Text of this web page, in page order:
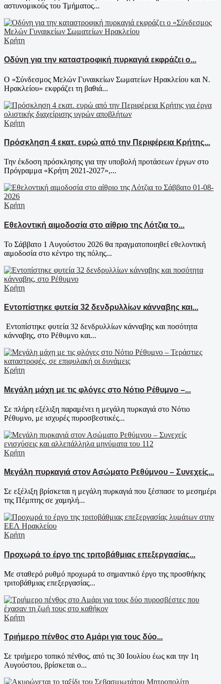
αστυνομικούς του Τμήματος...
Κρήτη
Οδύνη για την καταστροφική πυρκαγιά εκφράζει ο...
Ο «Σύνδεσμος Μελών Γυναικείων Σωματείων Ηρακλείου και Ν.
Ηρακλείου» εκφράζει τη βαθιά...
Κρήτη
Πρόσκληση 4 εκατ. ευρώ από την Περιφέρεια Κρήτης...
Την έκδοση πρόσκλησης για την υποβολή προτάσεων έργων στο
Πρόγραμμα «Κρήτη 2021-2027»,...
Κρήτη
Εθελοντική αιμοδοσία στο αίθριο της Λότζια το...
Το Σάββατο 1 Αυγούστου 2026 θα πραγματοποιηθεί εθελοντική
αιμοδοσία στο κέντρο της πόλης...
Κρήτη
Εντοπίστηκε φυτεία 32 δενδρυλλίων κάνναβης και...
Εντοπίστηκε φυτεία 32 δενδρυλλίων κάνναβης και ποσότητα
κάνναβης, στο Ρέθυμνο και...
Κρήτη
Μεγάλη μάχη με τις φλόγες στο Νότιο Ρέθυμνο –...
Σε πλήρη εξέλιξη παραμένει η μεγάλη πυρκαγιά στο Νότιο
Ρέθυμνο, με ισχυρές πυροσβεστικές...
Κρήτη
Μεγάλη πυρκαγιά στον Ασώματο Ρεθύμνου – Συνεχείς...
Σε εξέλιξη βρίσκεται η μεγάλη πυρκαγιά που ξέσπασε το μεσημέρι
της Πέμπτης σε χαμηλή...
Κρήτη
Προχωρά το έργο της τριτοβάθμιας επεξεργασίας...
Με σταθερό ρυθμό προχωρά το σημαντικό έργο της προσθήκης
τριτοβάθμιας επεξεργασίας...
Κρήτη
Τριήμερο πένθος στο Αμάρι για τους δύο...
Σε τριήμερο τοπικό πένθος, από τις 30 Ιουλίου έως και την 1η
Αυγούστου, βρίσκεται ο...